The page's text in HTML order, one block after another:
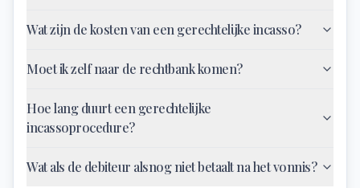
Wat zijn de kosten van een gerechtelijke incasso?
Moet ik zelf naar de rechtbank komen?
Hoe lang duurt een gerechtelijke
incassoprocedure?
Wat als de debiteur alsnog niet betaalt na het vonnis?